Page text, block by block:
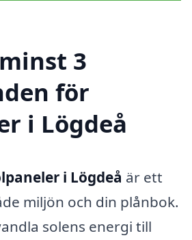
3
för
i Lögdeå
i Lögdeå är ett
miljön och din plånbok.
solens energi till